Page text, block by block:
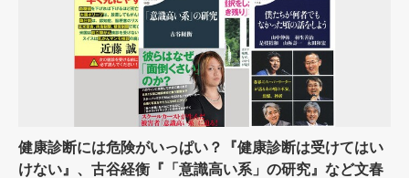
健康診断には危険がいっぱい？『健康診断は受けてはい
けない』、古谷経衡『「意識高い系」の研究』など文春